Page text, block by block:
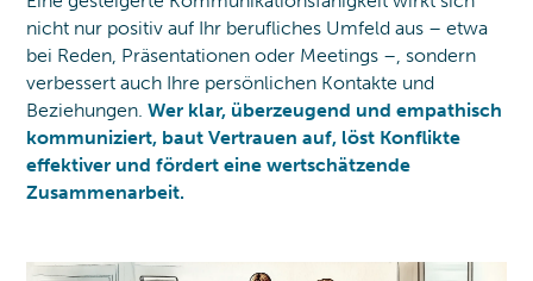
nicht nur positiv auf Ihr berufliches Umfeld aus – etwa
bei Reden, Präsentationen oder Meetings –, sondern
verbessert auch Ihre persönlichen Kontakte und
Beziehungen.Wer klar, überzeugend und empathisch
kommuniziert, baut Vertrauen auf, löst Konflikte
effektiver und fördert eine wertschätzende
Zusammenarbeit.